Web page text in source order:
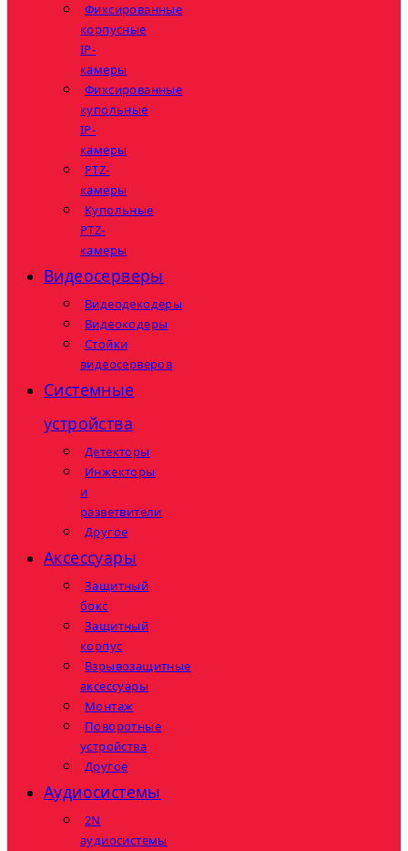
Фиксированные
корпусные
IP-
камеры
Фиксированные
купольные
IP-
камеры
PTZ-
камеры
Купольные
PTZ-
камеры
Видеосерверы
Видеодекодеры
Видеокодеры
Стойки
видеосерверов
Системные
устройства
Детекторы
Инжекторы
и
разветвители
Другое
Аксессуары
Защитный
бокс
Защитный
корпус
Взрывозащитные
аксессуары
Монтаж
Поворотные
устройства
Другое
Аудиосистемы
2N
аудиосистемы